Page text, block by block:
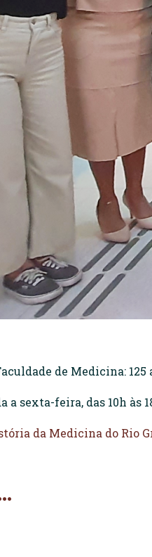
de Medicina: 125
a sexta-feira, das 10h às
da Medicina do Rio